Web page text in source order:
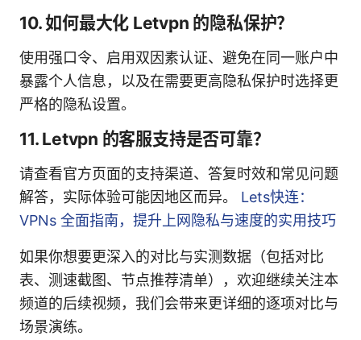
10. 如何最大化 Letvpn 的隐私保护？
使用强口令、启用双因素认证、避免在同一账户中
暴露个人信息，以及在需要更高隐私保护时选择更
严格的隐私设置。
11. Letvpn 的客服支持是否可靠？
请查看官方页面的支持渠道、答复时效和常见问题
解答，实际体验可能因地区而异。 Lets快连：
VPNs 全面指南，提升上网隐私与速度的实用技巧
如果你想要更深入的对比与实测数据（包括对比
表、测速截图、节点推荐清单），欢迎继续关注本
频道的后续视频，我们会带来更详细的逐项对比与
场景演练。